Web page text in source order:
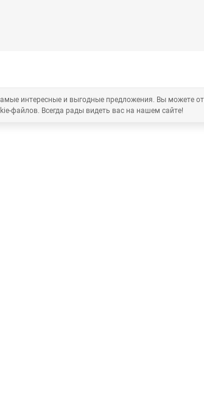
интересные и выгодные предложения. Вы можете
файлов. Всегда рады видеть вас на нашем сайте!